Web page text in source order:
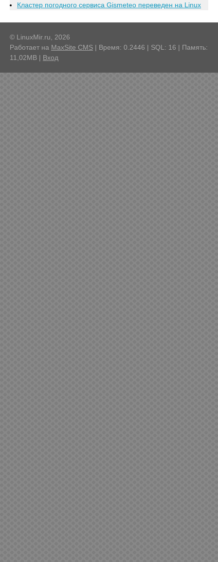
Кластер погодного сервиса Gismeteo переведен на Linux
© LinuxMir.ru, 2026
Работает на MaxSite CMS | Время: 0.2446 | SQL: 16 | Память:
11,02MB | Вход